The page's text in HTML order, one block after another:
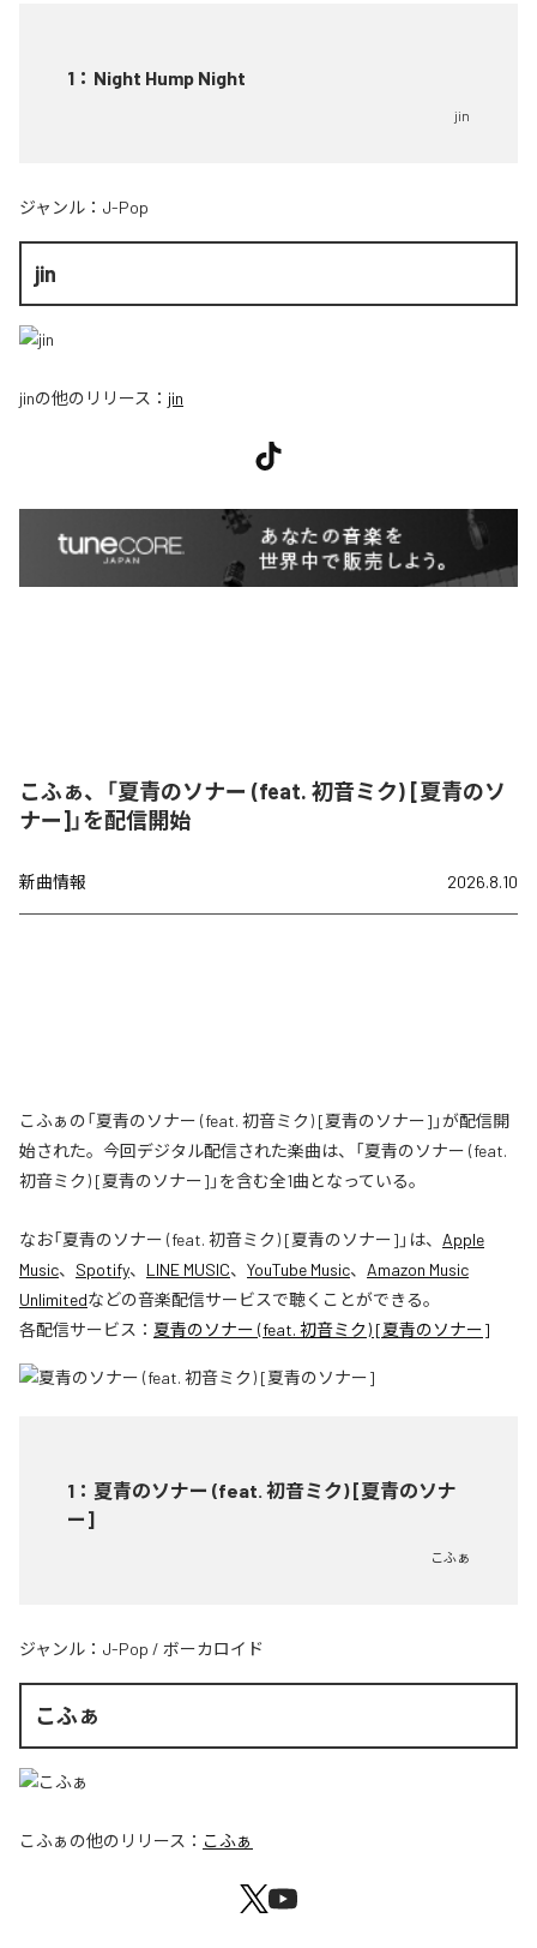
1 ： Night Hump Night
jin
ジャンル： J-Pop
jin
jinの他のリリース： jin
こふぁ、「夏青のソナー (feat. 初音ミク) [夏青のソ
ナー]」を配信開始
新曲情報 2026.8.10
こふぁの「夏青のソナー (feat. 初音ミク) [夏青のソナー]」が配信開
始された。今回デジタル配信された楽曲は、「夏青のソナー (feat.
初音ミク) [夏青のソナー]」を含む全1曲となっている。
なお「夏青のソナー (feat. 初音ミク) [夏青のソナー] 」は、 Apple
Music、 Spotify、 LINE MUSIC、 YouTube Music、 Amazon Music
Unlimitedなどの音楽配信サービスで聴くことができる。
各配信サービス： 夏青のソナー (feat. 初音ミク) [夏青のソナー]
1 ： 夏青のソナー (feat. 初音ミク) [夏青のソナ
ー]
こふぁ
ジャンル： J-Pop / ボーカロイド
こふぁ
こふぁ の他のリリース： こふぁ